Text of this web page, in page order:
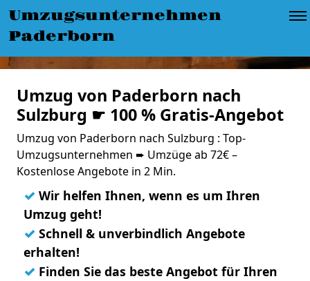
Umzugsunternehmen
Paderborn
Umzug von Paderborn nach
Sulzburg ☛ 100 % Gratis-Angebot
Umzug von Paderborn nach Sulzburg : Top-
Umzugsunternehmen ➨ Umzüge ab 72€ –
Kostenlose Angebote in 2 Min.
✓ Wir helfen Ihnen, wenn es um Ihren
Umzug geht!
✓ Schnell & unverbindlich Angebote
erhalten!
✓ Finden Sie das beste Angebot für Ihren